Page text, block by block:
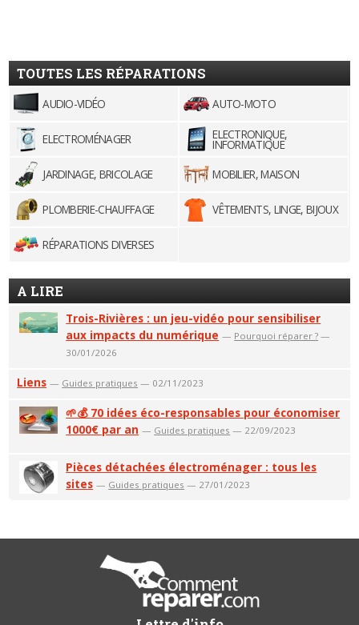
TOUTES LES RÉPARATIONS
AUDIO-VIDÉO AUTO-MOTO
ELECTROMÉNAGER ELECTRONIQUE,
INFORMATIQUE
JARDINAGE, BRICOLAGE
MOBILIER, MAISON
PLOMBERIE-CHAUFFAGE VÊTEMENTS, LINGE, BIJOUX
RÉPARATIONS DIVERSES
A LIRE
Trois-Rivières : un jeu-vidéo pour sensibiliser
aux impacts du numérique — Pourquoi réparer ? —
30/01/2026
Liens — Guides pratiques — 02/11/2023
🌱💰 70 idées éco-responsables pour économiser
1000€ par an — Guides pratiques — 22/09/2023
Pièces détachées électroménager : tous les
sites — Guides pratiques — 27/01/2023